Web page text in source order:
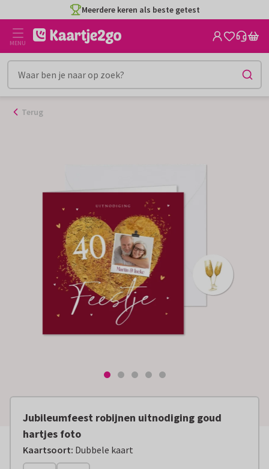
naar
inhoud
Meerdere keren als beste getest
MENU
Terug
Jubileumfeest robijnen uitnodiging goud
hartjes foto
Kaartsoort: Dubbele kaart